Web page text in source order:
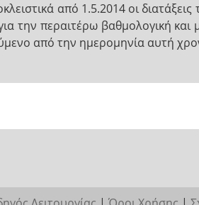
από 1.5.2014 οι
περαιτέρω βαθμολογική και
από την ημερομηνία αυτή